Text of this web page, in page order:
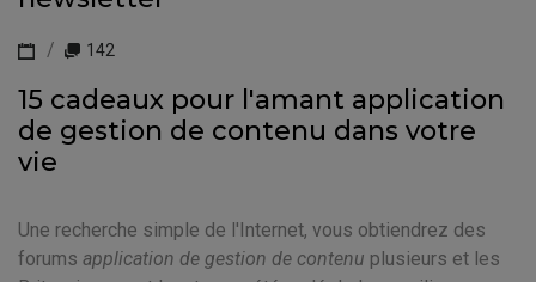
142
15 cadeaux pour l'amant application
de gestion de contenu dans votre
vie
Une recherche simple de l'Internet, vous obtiendrez des
forums application de gestion de contenu plusieurs et les